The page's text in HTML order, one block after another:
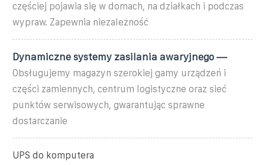
częściej pojawia się w domach, na działkach i podczas
wypraw. Zapewnia niezależność
Dynamiczne systemy zasilania awaryjnego —
Obsługujemy magazyn szerokiej gamy urządzeń i
części zamiennych, centrum logistyczne oraz sieć
punktów serwisowych, gwarantując sprawne
dostarczanie
UPS do komputera